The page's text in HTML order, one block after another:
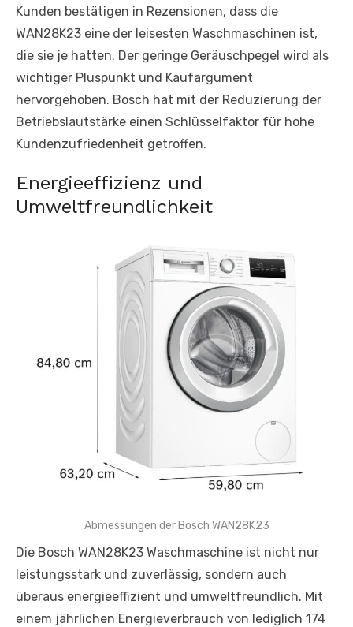
Kunden bestätigen in Rezensionen, dass die
WAN28K23 eine der leisesten Waschmaschinen ist,
die sie je hatten. Der geringe Geräuschpegel wird als
wichtiger Pluspunkt und Kaufargument
hervorgehoben. Bosch hat mit der Reduzierung der
Betriebslautstärke einen Schlüsselfaktor für hohe
Kundenzufriedenheit getroffen.
Energieeffizienz und
Umweltfreundlichkeit
Abmessungen der Bosch WAN28K23
Die Bosch WAN28K23 Waschmaschine ist nicht nur
leistungsstark und zuverlässig, sondern auch
überaus energieeffizient und umweltfreundlich. Mit
einem jährlichen Energieverbrauch von lediglich 174